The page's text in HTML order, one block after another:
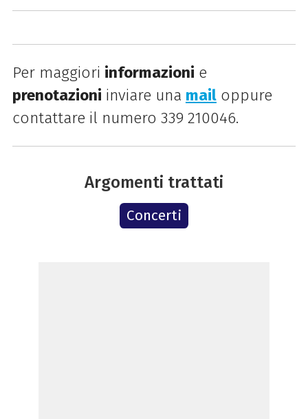
Per maggiori informazioni e
prenotazioni inviare una mailoppure
contattare il numero 339 210046.
Argomenti trattati
Concerti